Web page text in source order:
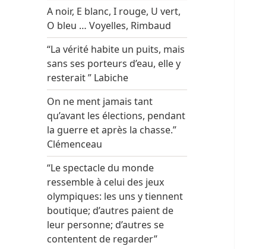
A noir, E blanc, I rouge, U vert,
O bleu … Voyelles, Rimbaud
“La vérité habite un puits, mais
sans ses porteurs d’eau, elle y
resterait ” Labiche
On ne ment jamais tant
qu’avant les élections, pendant
la guerre et après la chasse.”
Clémenceau
“Le spectacle du monde
ressemble à celui des jeux
olympiques: les uns y tiennent
boutique; d’autres paient de
leur personne; d’autres se
contentent de regarder”